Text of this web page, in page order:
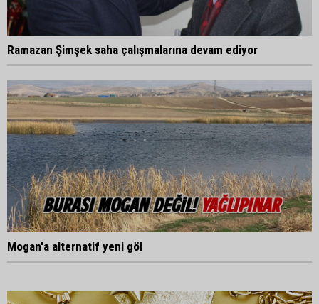
Ramazan Şimşek saha çalışmalarına devam ediyor
Mogan'a alternatif yeni göl